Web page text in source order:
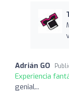
Adrián GO
Experiencia
genial...